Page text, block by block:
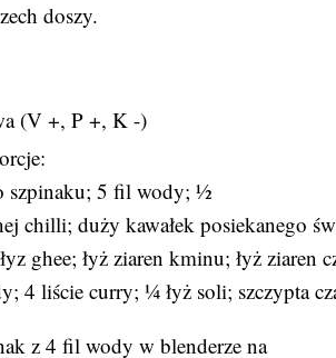
doszy.
(V +, P +, K -)
szpinaku; 5 fil wody; ½
chilli; duży kawałek posiekanego
ghee; łyż ziaren kminu; łyż ziaren
4 liście curry; ¼ łyż soli; szczypta
z 4 fil wody w blenderze na